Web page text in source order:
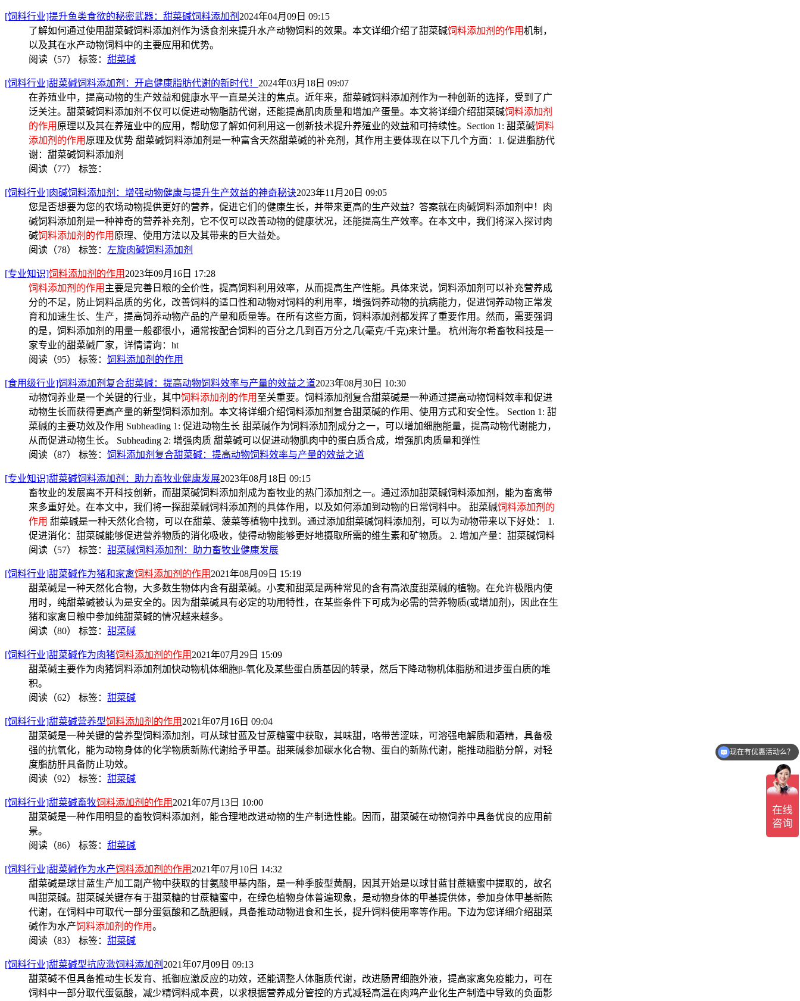
[饲料行业]提升鱼类食欲的秘密武器：甜菜碱饲料添加剂 2024年04月09日 09:15
了解如何通过使用甜菜碱饲料添加剂作为诱食剂来提升水产动物饲料的效果。本文详细介绍了甜菜碱饲料添加剂的作用机制，
以及其在水产动物饲料中的主要应用和优势。
阅读（57） 标签： 甜菜碱
[饲料行业]甜菜碱饲料添加剂：开启健康脂肪代谢的新时代！ 2024年03月18日 09:07
在养殖业中，提高动物的生产效益和健康水平一直是关注的焦点。近年来，甜菜碱饲料添加剂作为一种创新的选择，受到了广
泛关注。甜菜碱饲料添加剂不仅可以促进动物脂肪代谢，还能提高肌肉质量和增加产蛋量。本文将详细介绍甜菜碱饲料添加剂
的作用 原理以及其在养殖业中的应用，帮助您了解如何利用这一创新技术提升养殖业的效益和可持续性。Section 1: 甜菜碱饲料
添加剂的作用 原理及优势 甜菜碱饲料添加剂是一种富含天然甜菜碱的补充剂，其作用主要体现在以下几个方面：1. 促进脂肪代
谢：甜菜碱饲料添加剂
阅读（77） 标签：
[饲料行业]肉碱饲料添加剂：增强动物健康与提升生产效益的神奇秘诀2023年11月20日 09:05
您是否想要为您的农场动物提供更好的营养，促进它们的健康生长，并带来更高的生产效益？答案就在肉碱饲料添加剂中！肉
碱饲料添加剂是一种神奇的营养补充剂，它不仅可以改善动物的健康状况，还能提高生产效率。在本文中，我们将深入探讨肉
碱饲料添加剂的作用 原理、使用方法以及其带来的巨大益处。
阅读（78） 标签： 左旋肉碱饲料添加剂
[专业知识]饲料添加剂的作用 2023年09月16日 17:28
饲料添加剂的作用 主要是完善日粮的全价性，提高饲料利用效率，从而提高生产性能。具体来说，饲料添加剂可以补充营养成
分的不足，防止饲料品质的劣化，改善饲料的适口性和动物对饲料的利用率，增强饲养动物的抗病能力，促进饲养动物正常发
育和加速生长、生产，提高饲养动物产品的产量和质量等。在所有这些方面，饲料添加剂都发挥了重要作用。然而，需要强调
的是，饲料添加剂的用量一般都很小，通常按配合饲料的百分之几到百万分之几(毫克/千克)来计量。 杭州海尔希畜牧科技是一
家专业的甜菜碱厂家，详情请询：ht
阅读（95） 标签： 饲料添加剂的作用
[食用级行业]饲料添加剂复合甜菜碱：提高动物饲料效率与产量的效益之道2023年08月30日 10:30
动物饲养业是一个关键的行业，其中饲料添加剂的作用 至关重要。饲料添加剂复合甜菜碱是一种通过提高动物饲料效率和促进
动物生长而获得更高产量的新型饲料添加剂。本文将详细介绍饲料添加剂复合甜菜碱的作用、使用方式和安全性。 Section 1: 甜
菜碱的主要功效及作用 Subheading 1: 促进动物生长 甜菜碱作为饲料添加剂成分之一，可以增加细胞能量，提高动物代谢能力，
从而促进动物生长。 Subheading 2: 增强肉质 甜菜碱可以促进动物肌肉中的蛋白质合成，增强肌肉质量和弹性
阅读（87） 标签： 饲料添加剂复合甜菜碱：提高动物饲料效率与产量的效益之道
[专业知识]甜菜碱饲料添加剂：助力畜牧业健康发展2023年08月18日 09:15
畜牧业的发展离不开科技创新，而甜菜碱饲料添加剂成为畜牧业的热门添加剂之一。通过添加甜菜碱饲料添加剂，能为畜禽带
来多重好处。在本文中，我们将一探甜菜碱饲料添加剂的具体作用，以及如何添加到动物的日常饲料中。 甜菜碱饲料添加剂的
作用 甜菜碱是一种天然化合物，可以在甜菜、菠菜等植物中找到。通过添加甜菜碱饲料添加剂，可以为动物带来以下好处： 1.
促进消化：甜菜碱能够促进营养物质的消化吸收，使得动物能够更好地摄取所需的维生素和矿物质。 2. 增加产量：甜菜碱饲料
阅读（57） 标签： 甜菜碱饲料添加剂：助力畜牧业健康发展
[饲料行业]甜菜碱作为猪和家禽饲料添加剂的作用 2021年08月09日 15:19
甜菜碱是一种天然化合物，大多数生物体内含有甜菜碱。小麦和甜菜是两种常见的含有高浓度甜菜碱的植物。在允许极限内使
用时，纯甜菜碱被认为是安全的。因为甜菜碱具有必定的功用特性，在某些条件下可成为必需的营养物质(或增加剂)，因此在生
猪和家禽日粮中参加纯甜菜碱的情况越来越多。
阅读（80） 标签： 甜菜碱
[饲料行业]甜菜碱作为肉猪饲料添加剂的作用 2021年07月29日 15:09
甜菜碱主要作为肉猪饲料添加剂加快动物机体细胞β-氧化及某些蛋白质基因的转录，然后下降动物机体脂肪和进步蛋白质的堆
积。
阅读（62） 标签： 甜菜碱
[饲料行业]甜菜碱营养型饲料添加剂的作用 2021年07月16日 09:04
甜菜碱是一种关键的营养型饲料添加剂，可从球甘蓝及甘蔗糖蜜中获取，其味甜，咯带苦涩味，可溶强电解质和酒精，具备极
强的抗氧化，能为动物身体的化学物质新陈代谢给予甲基。甜莱碱参加碳水化合物、蛋白的新陈代谢，能推动脂肪分解，对轻
度脂肪肝具备防止功效。
阅读（92） 标签： 甜菜碱
[饲料行业]甜菜碱畜牧饲料添加剂的作用 2021年07月13日 10:00
甜菜碱是一种作用明显的畜牧饲料添加剂，能合理地改进动物的生产制造性能。因而，甜菜碱在动物饲养中具备优良的应用前
景。
阅读（86） 标签： 甜菜碱
[饲料行业]甜菜碱作为水产饲料添加剂的作用 2021年07月10日 14:32
甜菜碱是球甘蓝生产加工副产物中获取的甘氨酸甲基内酯，是一种季胺型黄酮，因其开始是以球甘蓝甘蔗糖蜜中提取的，故名
叫甜菜碱。甜菜碱关键存有于甜菜糖的甘蔗糖蜜中，在绿色植物身体普遍现象，是动物身体的甲基提供体，参加身体甲基新陈
代谢，在饲料中可取代一部分蛋氨酸和乙酰胆碱，具备推动动物进食和生长，提升饲料使用率等作用。下边为您详细介绍甜菜
碱作为水产饲料添加剂的作用。
阅读（83） 标签： 甜菜碱
[饲料行业]甜菜碱型抗应激饲料添加剂 2021年07月09日 09:13
甜菜碱不但具备推动生长发育、抵御应激反应的功效，还能调整人体脂质代谢，改进肠胃细胞外液，提高家禽免疫能力，可在
饲料中一部分取代蛋氨酸，减少精饲料成本费，以求根据营养成分管控的方式减轻高温在肉鸡产业化生产制造中导致的负面影
可以介绍下你们的产品么？